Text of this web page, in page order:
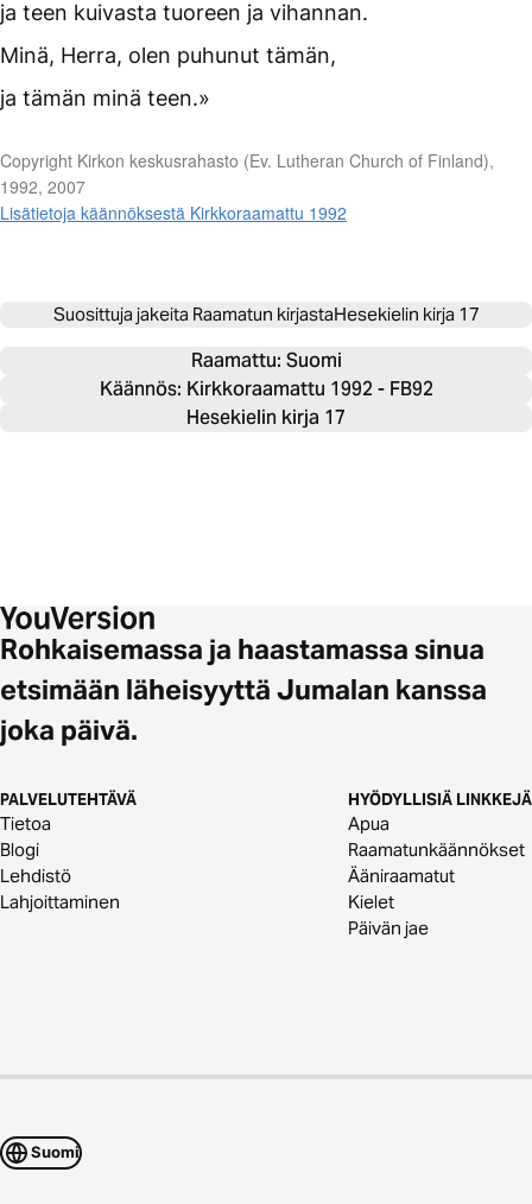
ja teen kuivasta tuoreen ja vihannan.
Minä, Herra, olen puhunut tämän,
ja tämän minä teen.»
Copyright Kirkon keskusrahasto (Ev. Lutheran Church of Finland),
1992, 2007
Lisätietoja käännöksestä Kirkkoraamattu 1992
Suosittuja jakeita Raamatun kirjastaHesekielin kirja 17
Raamattu: Suomi
Käännös: Kirkkoraamattu 1992 - FB92
Hesekielin kirja 17
Rohkaisemassa ja haastamassa sinua
etsimään läheisyyttä Jumalan kanssa
joka päivä.
PALVELUTEHTÄVÄ
Tietoa
Blogi
Lehdistö
Lahjoittaminen
HYÖDYLLISIÄ LINKKEJÄ
Apua
Raamatunkäännökset
Ääniraamatut
Kielet
Päivän jae
Suomi